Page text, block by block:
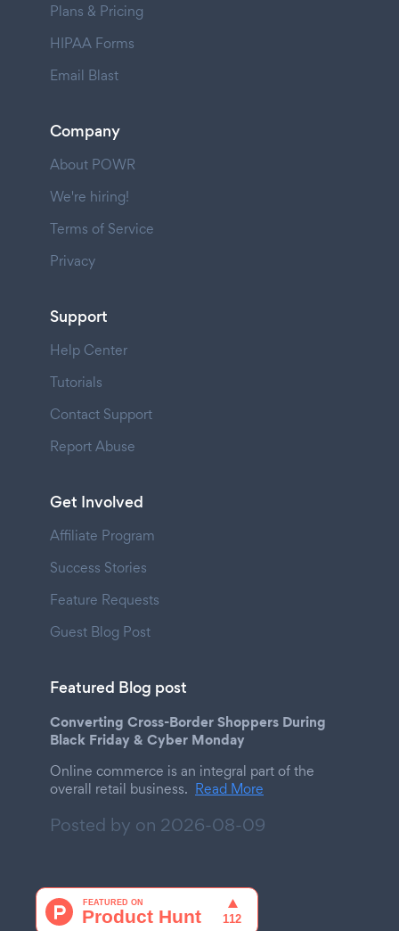
Plans & Pricing
HIPAA Forms
Email Blast
Company
About POWR
We're hiring!
Terms of Service
Privacy
Support
Help Center
Tutorials
Contact Support
Report Abuse
Get Involved
Affiliate Program
Success Stories
Feature Requests
Guest Blog Post
Featured Blog post
Converting Cross-Border Shoppers During
Black Friday & Cyber Monday
Online commerce is an integral part of the
overall retail business. Read More
Posted by on 2026-08-09